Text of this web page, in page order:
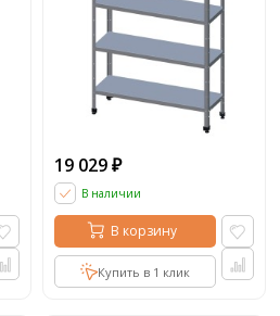
19 029 ₽
В наличии
В корзину
Купить в 1 клик